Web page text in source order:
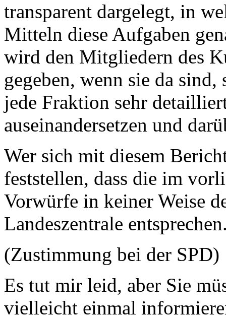
transparent dargelegt, in
Mitteln diese Aufgaben
wird den Mitgliedern des
gegeben, wenn sie da
jede Fraktion sehr
auseinandersetzen und
Wer sich mit diesem
feststellen, dass die im
Vorwürfe in keiner Weise
Landeszentrale
(Zustimmung bei der SPD)
Es tut mir leid, aber Sie
vielleicht einmal